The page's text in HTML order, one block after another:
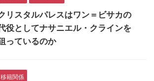
リスタルパレスはワン＝ビサカの
役としてナサニエル・クラインを
っているのか
移籍関係